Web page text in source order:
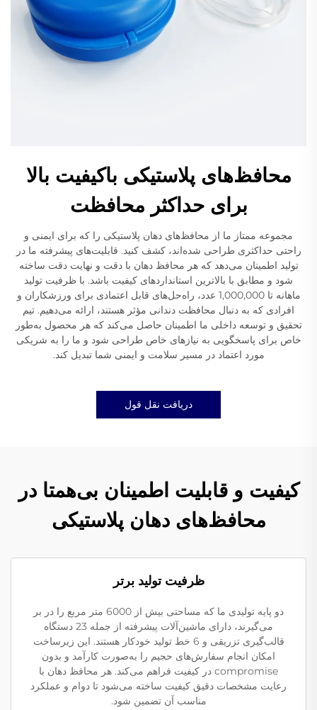
محافظ‌های پلاستیکی باکیفیت بالا
برای حداکثر محافظت
مجموعه ممتاز ما از محافظ‌های دهان پلاستیکی را که برای ایمنی و
راحتی حداکثری طراحی شده‌اند، کشف کنید. قابلیت‌های پیشرفته ما در
تولید اطمینان می‌دهد که هر محافظ دهان با دقت و نهایت دقت ساخته
شود و مطابق با بالاترین استانداردهای کیفیت باشد. با ظرفیت تولید
ماهانه تا 1,000,000 عدد، راه‌حل‌های قابل اعتمادی برای ورزشکاران و
افرادی که به دنبال محافظت دندانی مؤثر هستند، ارائه می‌دهیم. تیم
تحقیق و توسعه داخلی ما اطمینان حاصل می‌کند که هر محصول به‌طور
خاص برای پاسخگویی به نیازهای خاص طراحی شود و ما را به شریکی
مورد اعتماد در مسیر سلامت و ایمنی شما تبدیل کند.
دریافت نقل قول
کیفیت و قابلیت اطمینان بی‌همتا در
محافظ‌های دهان پلاستیکی
ظرفیت تولید برتر
دو پایه تولیدی ما که مساحتی بیش از 6000 متر مربع را در بر
می‌گیرند، دارای ماشین‌آلات پیشرفته از جمله 23 دستگاه
قالب‌گیری تزریقی و 6 خط تولید خودکار هستند. این زیرساخت
امکان انجام سفارش‌های حجیم را به‌صورت کارآمد و بدون
compromise در کیفیت فراهم می‌کند. هر محافظ دهان با
رعایت مشخصات دقیق کیفیت ساخته می‌شود تا دوام و عملکرد
مناسب آن تضمین شود.